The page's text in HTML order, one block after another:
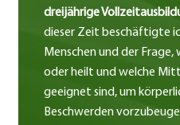
dreijährige
dieser Zeit beschäftigte
Menschen und der
oder heilt und welche
geeignet sind, um
Beschwerden